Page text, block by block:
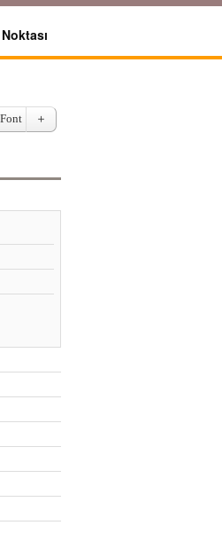
Noktası
Font ＋